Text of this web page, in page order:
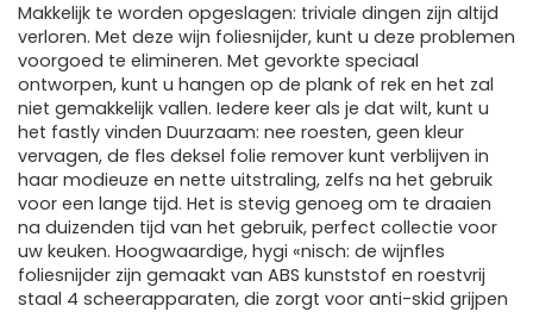
Makkelijk te worden opgeslagen: triviale dingen zijn altijd
verloren. Met deze wijn foliesnijder, kunt u deze problemen
voorgoed te elimineren. Met gevorkte speciaal
ontworpen, kunt u hangen op de plank of rek en het zal
niet gemakkelijk vallen. Iedere keer als je dat wilt, kunt u
het fastly vinden Duurzaam: nee roesten, geen kleur
vervagen, de fles deksel folie remover kunt verblijven in
haar modieuze en nette uitstraling, zelfs na het gebruik
voor een lange tijd. Het is stevig genoeg om te draaien
na duizenden tijd van het gebruik, perfect collectie voor
uw keuken. Hoogwaardige, hygi «nisch: de wijnfles
foliesnijder zijn gemaakt van ABS kunststof en roestvrij
staal 4 scheerapparaten, die zorgt voor anti-skid grijpen